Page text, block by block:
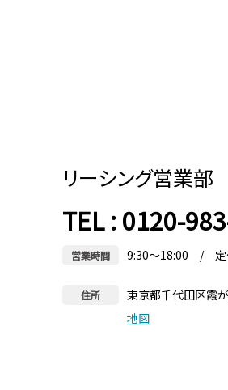
リーシング営業部
TEL : 0120-
営業時間 9:30～18:00 / 定
住所
東京都千代田区霞
地図